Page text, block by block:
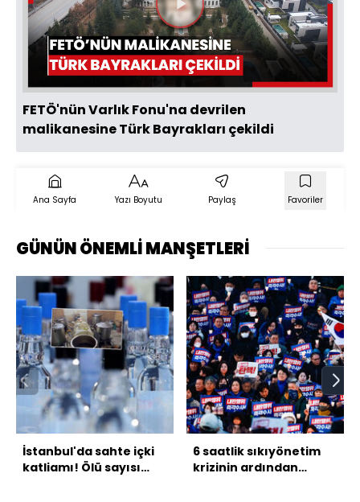
Videoyu
Oynat
FETÖ'nün Varlık Fonu'na devrilen
malikanesine Türk Bayrakları çekildi
Ana Sayfa Yazı Boyutu Paylaş Favoriler
GÜNÜN ÖNEMLİ MANŞETLERİ
İstanbul'da sahte içki
katliamı! Ölü sayısı
6 saatlik sıkıyönetim
krizinin ardından